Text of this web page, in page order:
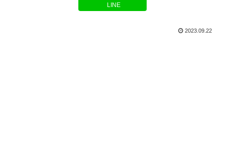
LINE
2023.09.22